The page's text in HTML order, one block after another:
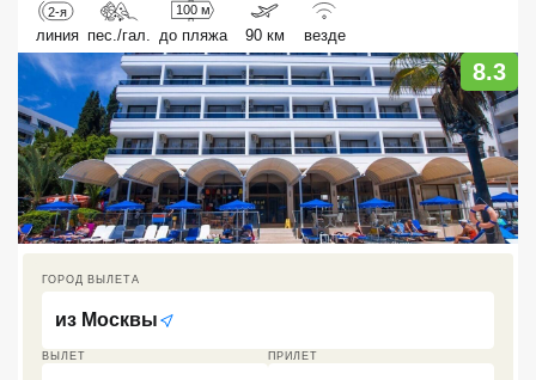
2-я
линия пес./гал.
100 м
до пляжа 90 км везде
8.3
ВЫЛЕТ ПРИЛЕТ
ГОРОД ВЫЛЕТА
из Москвы
Северный Гоа
Южный Гоа
Занзибар
Абхазия
Большой Сочи
Экскурсионные туры
VIP отели 5 звезд